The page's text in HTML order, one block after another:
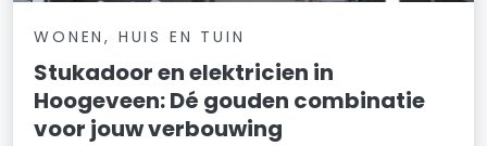
WONEN, HUIS EN TUIN
Stukadoor en elektricien in
Hoogeveen: Dé gouden combinatie
voor jouw verbouwing